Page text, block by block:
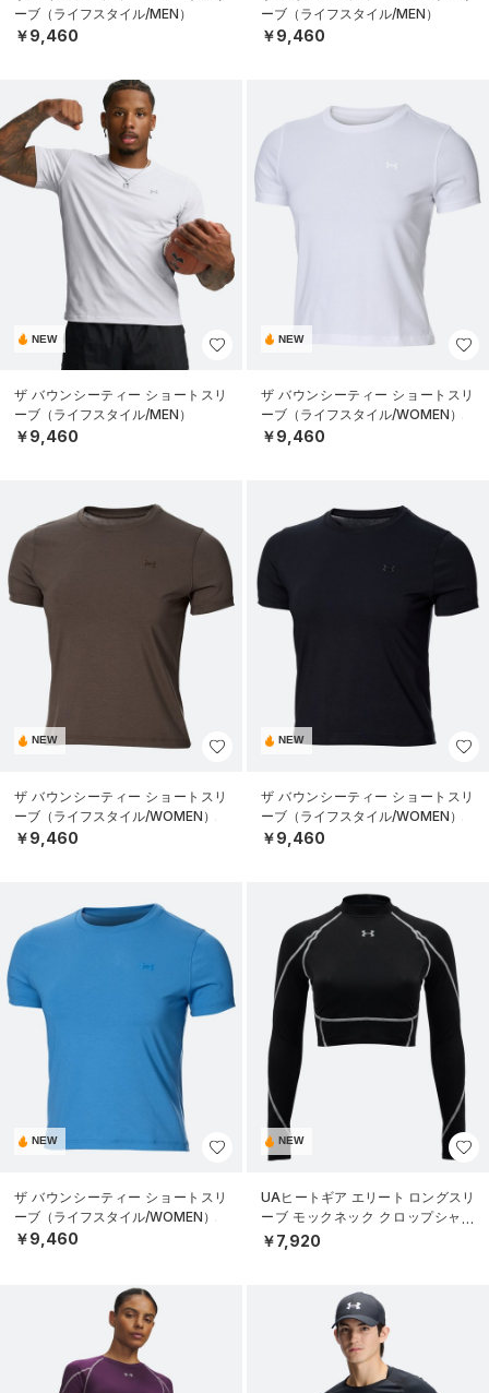
ーブ（ライフスタイル/MEN）
￥9,460
ーブ（ライフスタイル/MEN）
￥9,460
NEW
ザ バウンシーティー ショートスリ
ーブ（ライフスタイル/MEN）
￥9,460
NEW
ザ バウンシーティー ショートスリ
ーブ（ライフスタイル/WOMEN）
￥9,460
NEW
ザ バウンシーティー ショートスリ
ーブ（ライフスタイル/WOMEN）
￥9,460
NEW
ザ バウンシーティー ショートスリ
ーブ（ライフスタイル/WOMEN）
￥9,460
NEW
ザ バウンシーティー ショートスリ
ーブ（ライフスタイル/WOMEN）
￥9,460
NEW
UAヒートギア エリート ロングスリ
ーブ モックネック クロップシャツ
（トレーニング/WOMEN）
￥7,920